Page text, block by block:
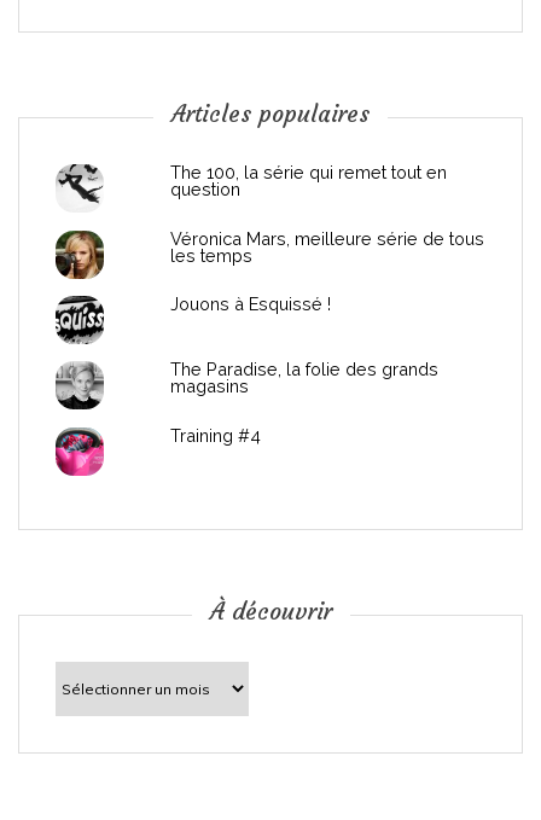
n
c
Articles populaires
The 100, la série qui remet tout en
question
Véronica Mars, meilleure série de tous
les temps
Jouons à Esquissé !
The Paradise, la folie des grands
magasins
Training #4
À découvrir
À
découvrir